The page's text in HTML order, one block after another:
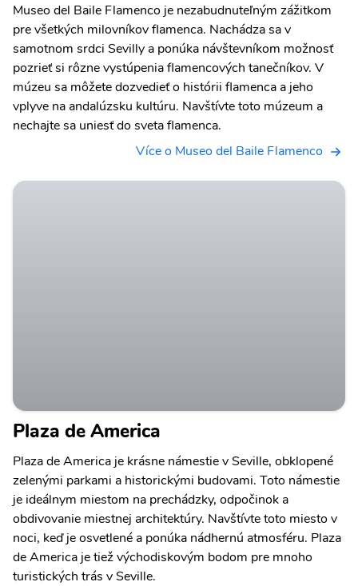
Museo del Baile Flamenco je nezabudnuteľným zážitkom
pre všetkých milovníkov flamenca. Nachádza sa v
samotnom srdci Sevilly a ponúka návštevníkom možnosť
pozrieť si rôzne vystúpenia flamencových tanečníkov. V
múzeu sa môžete dozvedieť o histórii flamenca a jeho
vplyve na andalúzsku kultúru. Navštívte toto múzeum a
nechajte sa uniesť do sveta flamenca.
Více o Museo del Baile Flamenco
Plaza de America
Plaza de America je krásne námestie v Seville, obklopené
zelenými parkami a historickými budovami. Toto námestie
je ideálnym miestom na prechádzky, odpočinok a
obdivovanie miestnej architektúry. Navštívte toto miesto v
noci, keď je osvetlené a ponúka nádhernú atmosféru. Plaza
de America je tiež východiskovým bodom pre mnoho
turistických trás v Seville.